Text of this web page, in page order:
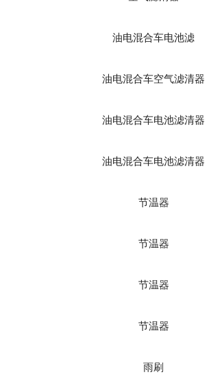
油电混合车电池滤
油电混合车空气滤清器
油电混合车电池滤清器
油电混合车电池滤清器
节温器
节温器
节温器
节温器
雨刷